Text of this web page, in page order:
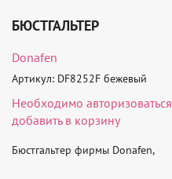
БЮСТГАЛЬТЕР
Donafen
Артикул: DF8252F бежевый
Необходимо авторизоваться
добавить в корзину
Бюстгальтер фирмы Donafen,